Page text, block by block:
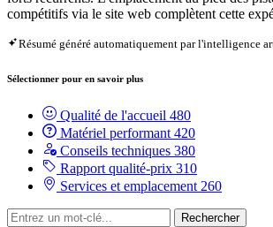
compétitifs via le site web complètent cette
Résumé généré automatiquement par l'intelligence
Sélectionner pour en savoir plus
Qualité de l'accueil 480
Matériel performant 420
Conseils techniques 380
Rapport qualité-prix 310
Services et emplacement 260
Rechercher